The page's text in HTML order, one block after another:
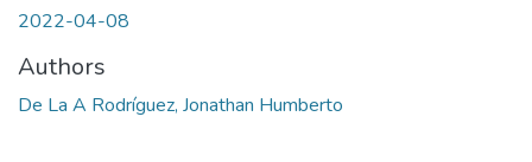
2022-04-08
Authors
De La A Rodríguez, Jonathan Humberto